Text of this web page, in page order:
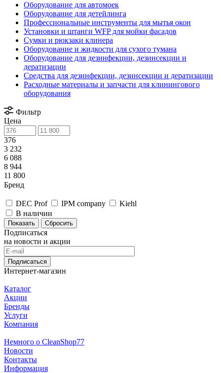
Оборудование для автомоек
Оборудование для детейлинга
Профессиональные инструменты для мытья окон
Установки и штанги WFP для мойки фасадов
Сумки и рюкзаки клинера
Оборудование и жидкости для сухого тумана
Оборудование для дезинфекции, дезинсекции и
дератизации
Средства для дезинфекции, дезинсекции и дератизации
Расходные материалы и запчасти для клинингового
оборудования
Фильтр
Цена
376
3 232
6 088
8 944
11 800
Бренд
DEC Prof IPM company
Kiehl
В наличии
Сбросить
Подписаться
на новости и акции
Подписаться
Интернет-магазин
Каталог
Акции
Бренды
Услуги
Компания
Немного о CleanShop77
Новости
Контакты
Информация